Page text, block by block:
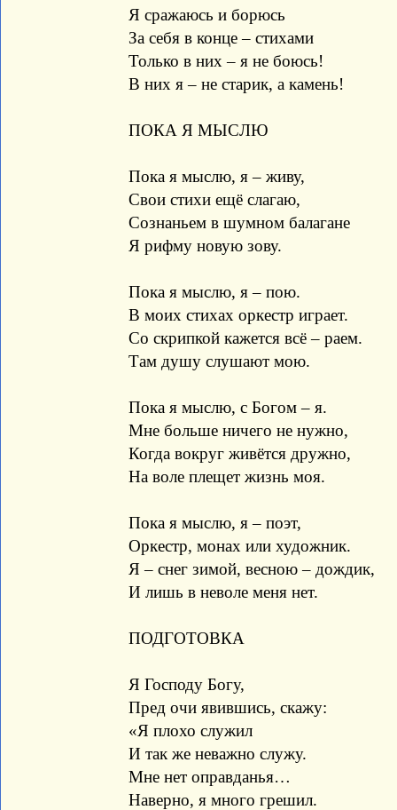
Я сражаюсь и борюсь
За себя в конце – стихами
Только в них – я не боюсь!
В них я – не старик, а камень!
ПОКА Я МЫСЛЮ
Пока я мыслю, я – живу,
Свои стихи ещё слагаю,
Сознаньем в шумном балагане
Я рифму новую зову.
Пока я мыслю, я – пою.
В моих стихах оркестр играет.
Со скрипкой кажется всё – раем.
Там душу слушают мою.
Пока я мыслю, с Богом – я.
Мне больше ничего не нужно,
Когда вокруг живётся дружно,
На воле плещет жизнь моя.
Пока я мыслю, я – поэт,
Оркестр, монах или художник.
Я – снег зимой, весною – дождик,
И лишь в неволе меня нет.
ПОДГОТОВКА
Я Господу Богу,
Пред очи явившись, скажу:
«Я плохо служил
И так же неважно служу.
Мне нет оправданья…
Наверно, я много грешил.